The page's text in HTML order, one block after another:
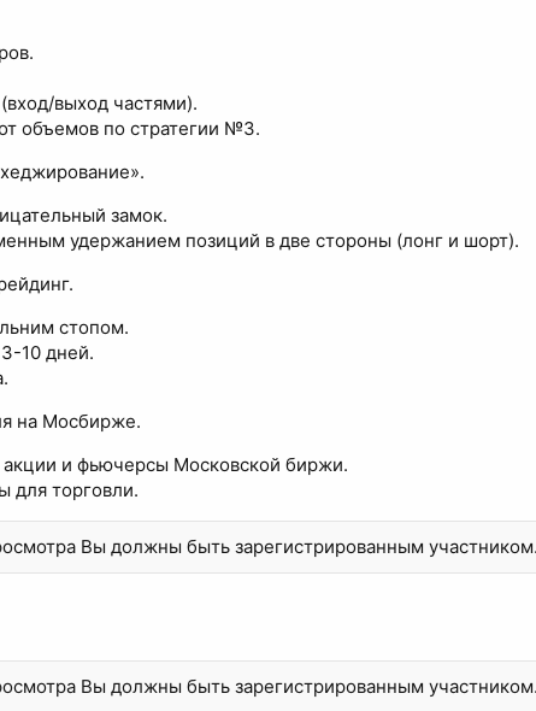
выход частями).
объемов по стратегии №3.
замок.
удержанием позиций в две стороны (лонг и шорт).
стопом.
10 дней.
на Мосбирже.
и фьючерсы Московской биржи.
для торговли.
Вы должны быть зарегистрированным
Вы должны быть зарегистрированным